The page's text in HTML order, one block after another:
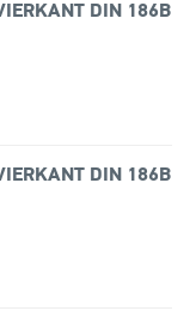
DIN 186B
DIN 186B